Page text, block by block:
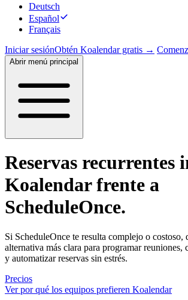
Deutsch
Español
Français
Iniciar sesiónObtén Koalendar gratis →
Abrir menú principal
Reservas recurrentes
Koalendar frente a
ScheduleOnce.
Si ScheduleOnce te resulta complejo o costoso,
alternativa más clara para programar reuniones,
y automatizar reservas sin estrés.
Precios
Ver por qué los equipos prefieren Koalendar